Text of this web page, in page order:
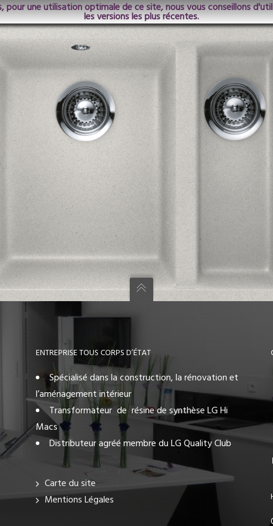
pour une utilisation optimale de ce site, nous vous conseillons
les versions les plus récentes.
ENTREPRISE TOUS CORPS D’ÉTAT
Spécialisé dans la construction, la rénovation et
l’aménagement intérieur
Transformateur de résine de synthèse LG Hi
Macs
Distributeur agréé membre du LG Quality Club
Carte du site
Mentions Légales